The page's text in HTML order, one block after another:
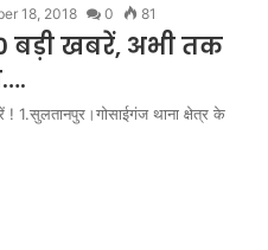
18, 2018 0 81
बड़ी खबरें, अभी तक
थाना क्षेत्र के